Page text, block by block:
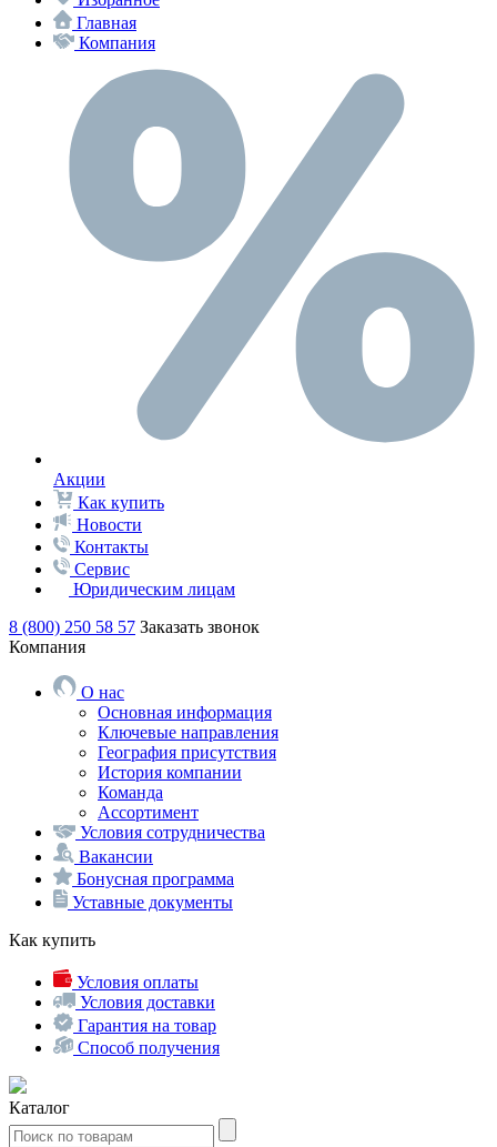
Главная
Компания
Акции
Как купить
Новости
Контакты
Сервис
Юридическим лицам
8 (800) 250 58 57 Заказать звонок
Компания
О нас
Основная информация
Ключевые направления
География присутствия
История компании
Команда
Ассортимент
Условия сотрудничества
Вакансии
Бонусная программа
Уставные документы
Как купить
Условия оплаты
Условия доставки
Гарантия на товар
Способ получения
Каталог